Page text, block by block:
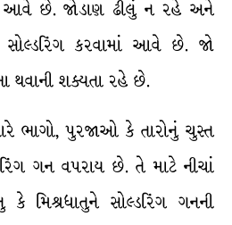
આવે છે. જોડાણ ઢીલું ન રહે અને
કરવામાં આવે છે. જો
થવાની શક્યતા રહે છે.
ભાગો, પુરજાઓ કે તારોનું ચુસ્ત
ગન વપરાય છે. તે માટે નીચાં
કે મિશ્રધાતુને સોલ્ડરિંગ ગનની